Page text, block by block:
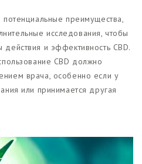
преимущества,
исследования, чтобы
и эффективность CBD.
CBD должно
врача, особенно если у
или принимается другая